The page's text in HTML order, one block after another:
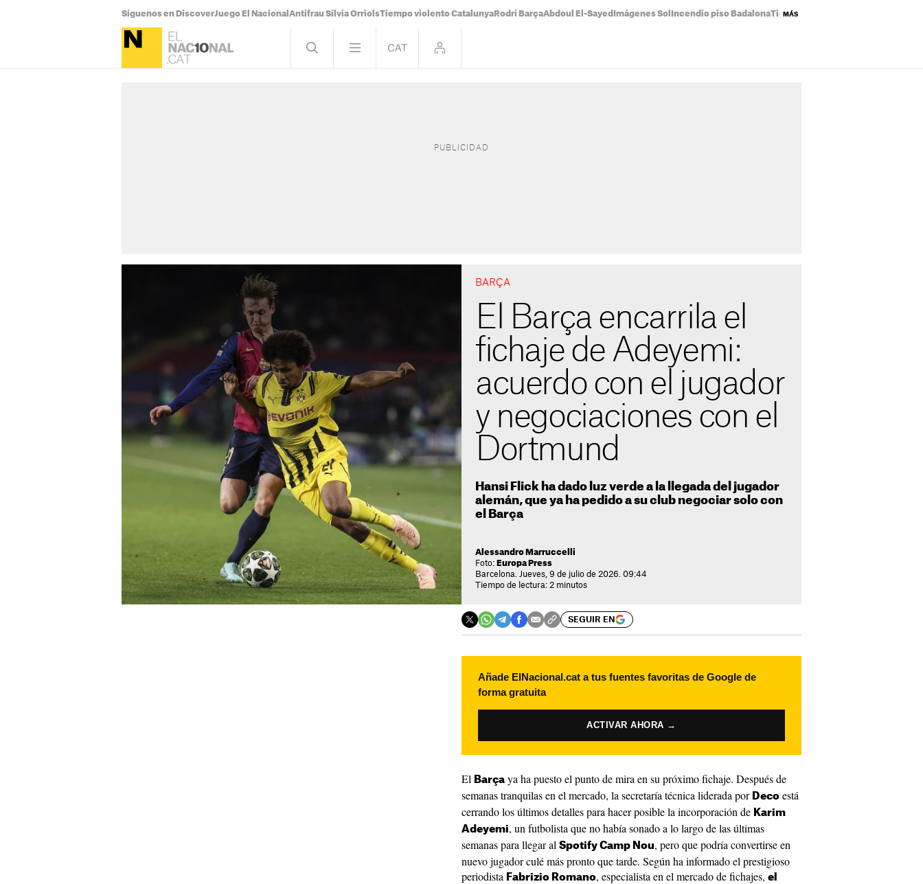
Síguenos en DiscoverJuego El Nacional Antifrau Sílvia OrriolsTiempo violento Catalunya Rodri BarçaAbdoul El-Sayed Imágenes Sol Incendio piso BadalonaTiempo Catalunya
MÁS
BARÇA
El Barça encarrila el
fichaje de Adeyemi:
acuerdo con el jugador
y negociaciones con el
Dortmund
Hansi Flick ha dado luz verde a la llegada del jugador
alemán, que ya ha pedido a su club negociar solo con
el Barça
Alessandro Marruccelli
Foto: Europa Press
Barcelona. Jueves, 9 de julio de 2026. 09:44
Tiempo de lectura: 2 minutos
SEGUIR EN
Añade ElNacional.cat a tus fuentes favoritas de Google de
forma gratuita
ACTIVAR AHORA →
El Barça ya ha puesto el punto de mira en su próximo fichaje. Después de
semanas tranquilas en el mercado, la secretaría técnica liderada por Deco está
cerrando los últimos detalles para hacer posible la incorporación de Karim
Adeyemi, un futbolista que no había sonado a lo largo de las últimas
semanas para llegar al Spotify Camp Nou, pero que podría convertirse en
nuevo jugador culé más pronto que tarde. Según ha informado el prestigioso
periodista Fabrizio Romano, especialista en el mercado de fichajes, el